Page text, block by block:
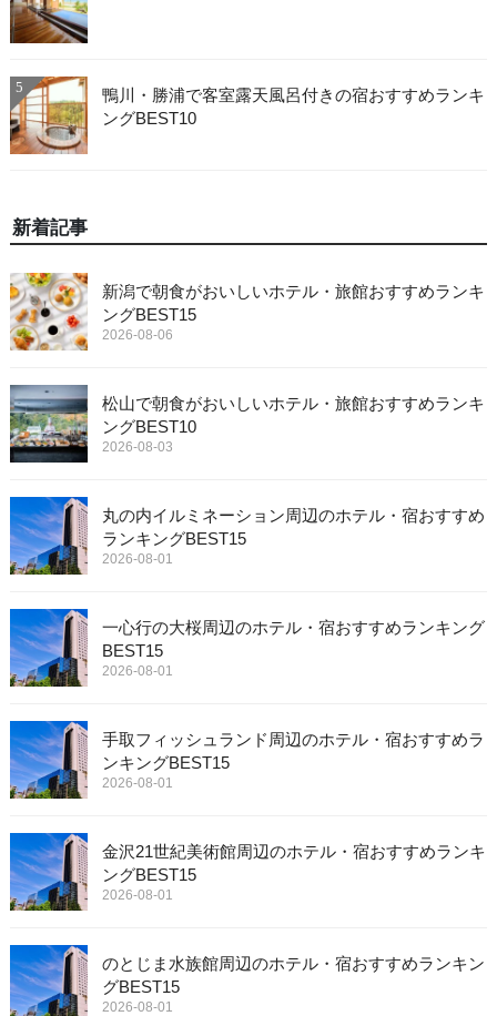
5
鴨川・勝浦で客室露天風呂付きの宿おすすめランキ
ングBEST10
新着記事
新潟で朝食がおいしいホテル・旅館おすすめランキ
ングBEST15
2026-08-06
松山で朝食がおいしいホテル・旅館おすすめランキ
ングBEST10
2026-08-03
丸の内イルミネーション周辺のホテル・宿おすすめ
ランキングBEST15
2026-08-01
一心行の大桜周辺のホテル・宿おすすめランキング
BEST15
2026-08-01
手取フィッシュランド周辺のホテル・宿おすすめラ
ンキングBEST15
2026-08-01
金沢21世紀美術館周辺のホテル・宿おすすめランキ
ングBEST15
2026-08-01
のとじま水族館周辺のホテル・宿おすすめランキン
グBEST15
2026-08-01